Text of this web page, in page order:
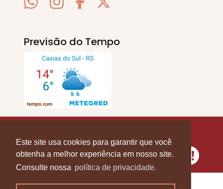
Este site usa cookies para garantir que você
obtenha a melhor experiência em nosso site.
Consulte nossa política de privacidade.
Previsão do Tempo
Direitos Reservados.